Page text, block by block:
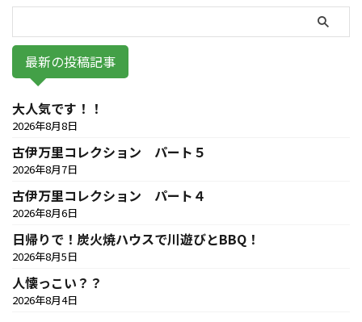
最新の投稿記事
大人気です！！
2026年8月8日
古伊万里コレクション パート５
2026年8月7日
古伊万里コレクション パート４
2026年8月6日
日帰りで！炭火焼ハウスで川遊びとBBQ！
2026年8月5日
人懐っこい？？
2026年8月4日